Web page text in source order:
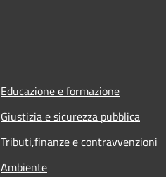
Educazione e formazione
Giustizia e sicurezza pubblica
Tributi,finanze e contravvenzioni
Ambiente